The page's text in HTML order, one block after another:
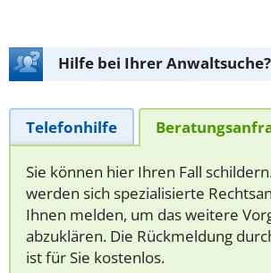
Hilfe bei Ihrer Anwaltsuche?
Telefonhilfe
Sie können hier Ihren Fall
werden sich spezialisierte
Ihnen melden, um das weitere
abzuklären. Die Rückmeldung
ist für Sie kostenlos.